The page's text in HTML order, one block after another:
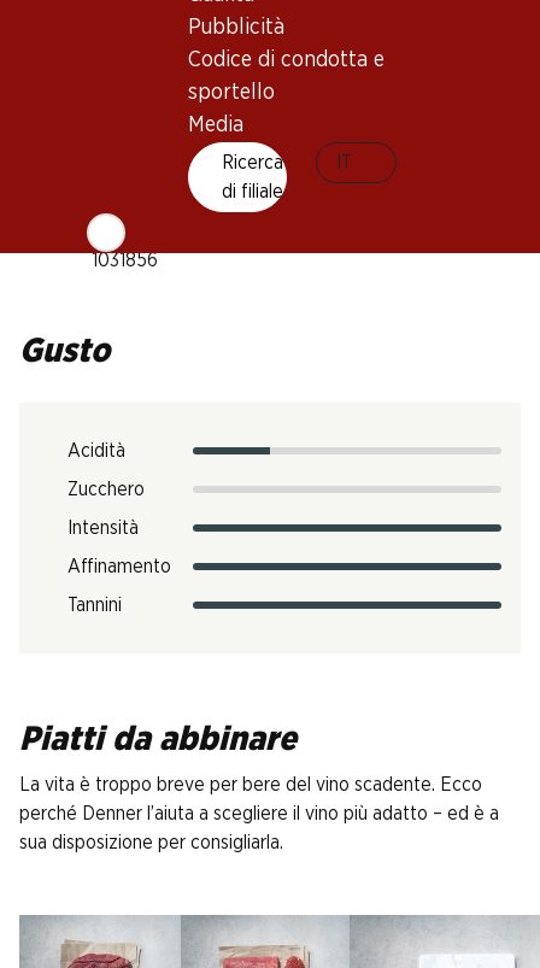
Pubblicità
Codice di condotta e
sportello
Media
Ricerca
di filiale
Temperatura di beva
Impronta di CO2
N. Art.
1031856
Gusto
Acidità
Zucchero
Intensità
Affinamento
Tannini
Piatti da abbinare
La vita è troppo breve per bere del vino scadente. Ecco
perché Denner l’aiuta a scegliere il vino più adatto – ed è a
sua disposizione per consigliarla.